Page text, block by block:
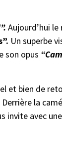
Aujourd’hui
Un superbe
son opus
et bien de
la
invite avec